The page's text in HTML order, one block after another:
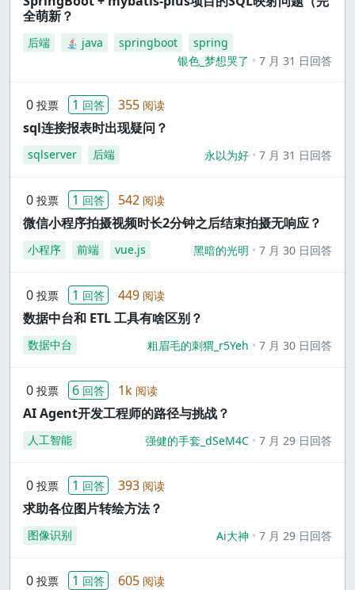
全萌新？
后端 java springboot
spring
银色_梦想哭了
7 月 31 日回答
0 投票 1 回答 355 阅读
sql连接报表时出现疑问？
sqlserver 后端 永以为好 7 月 31 日回答
0 投票 1 回答 542 阅读
微信小程序拍摄视频时长2分钟之后结束拍摄无响应？
小程序 前端 vue.js 黑暗的光明 7 月 30 日回答
0 投票 1 回答 449 阅读
数据中台和 ETL 工具有啥区别？
数据中台 粗眉毛的刺猬_r5Yeh 7 月 30 日回答
0 投票 6 回答 1k 阅读
AI Agent开发工程师的路径与挑战？
人工智能 强健的手套_dSeM4C 7 月 29 日回答
0 投票 1 回答 393 阅读
求助各位图片转绘方法？
图像识别 Ai大神 7 月 29 日回答
0 投票 1 回答 605 阅读